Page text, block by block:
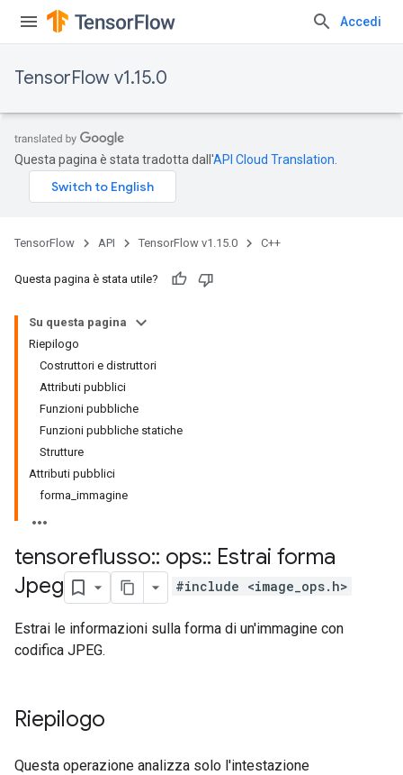
Accedi
TensorFlow v1.15.0
Questa pagina è stata tradotta dall'API Cloud Translation
TensorFlow API TensorFlow v1.15.0 C++
Questa pagina è stata utile?
Su questa pagina
Riepilogo
Costruttori e distruttori
Attributi pubblici
Funzioni pubbliche
Funzioni pubbliche statiche
Strutture
Attributi pubblici
forma_immagine
tensoreflusso:: ops:: Estrai forma
Jpeg
#include <image_ops.h>
Estrai le informazioni sulla forma di un'immagine con
codifica JPEG.
Riepilogo
Questa operazione analizza solo l'intestazione